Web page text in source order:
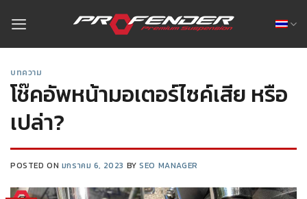
บทความ
โช๊คอัพหน้ามอเตอร์ไซค์เสีย หรือ
เปล่า?
POSTED ON มกราคม 6, 2023 BYSEO MANAGER